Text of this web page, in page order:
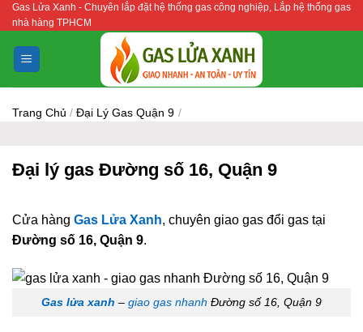
Bỏ
qua
nội
dung
Gas Lửa Xanh - Chuyên lắp đặt hệ thống gas công nghiệp, Lắp hệ thống gas
nhà hàng TPHCM
Trang Chủ / Đại Lý Gas Quận 9 /
Đại lý gas Đường số 16, Quận 9
Cửa hàng Gas Lửa Xanh, chuyên giao gas đổi gas tại
Đường số 16, Quận 9.
Gas lửa xanh – giao gas nhanh Đường số 16, Quận 9